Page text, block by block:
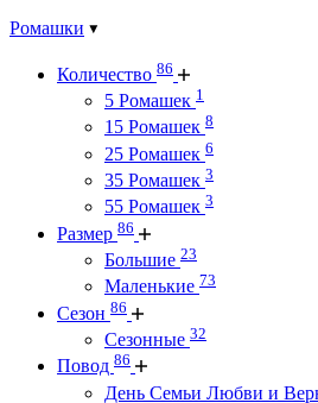
Ромашки
Количество 86
5 Ромашек 1
15 Ромашек 8
25 Ромашек 6
35 Ромашек 3
55 Ромашек 3
Размер 86
Большие 23
Маленькие 73
Сезон 86
Сезонные 32
Повод 86
День Семьи Любви и